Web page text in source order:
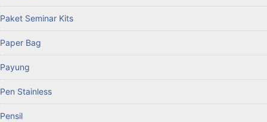
Paket Seminar Kits
Paper Bag
Payung
Pen Stainless
Pensil